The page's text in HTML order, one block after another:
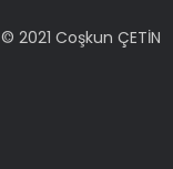
© 2021 Coşkun ÇETİN